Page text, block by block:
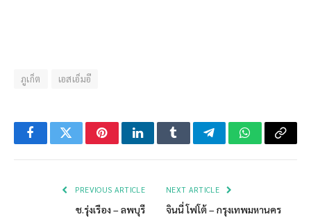
ภูเก็ต เอสเอ็มอี
FacebookTwitterPinterestLinkedInTumblrTelegramWhatsApp
Copy
PREVIOUS ARTICLE
ช.รุ่งเรือง – ลพบุรี
NEXT ARTICLE
จินนี่ โฟโต้ – กรุงเทพมหานคร